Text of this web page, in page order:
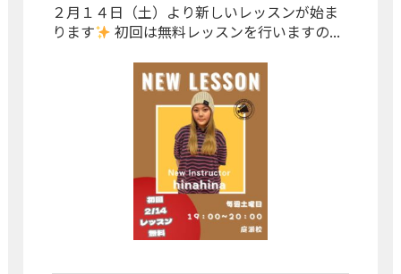
２月１４日（土）より新しいレッスンが始ま
ります
初回は無料レッスンを行いますの...